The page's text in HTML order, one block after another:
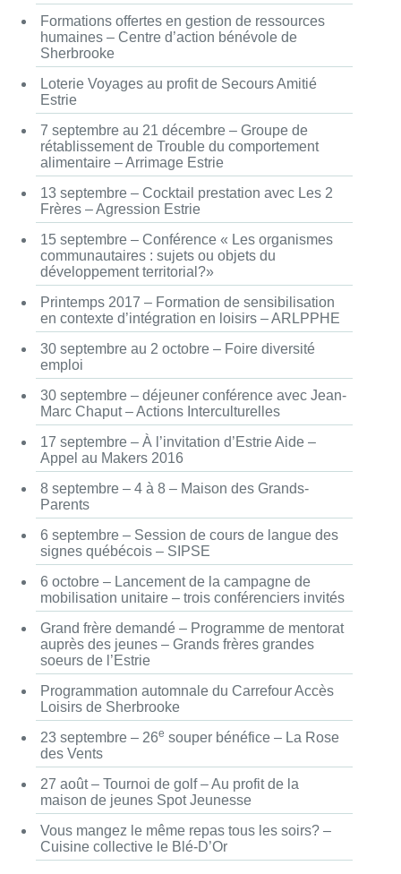
Formations offertes en gestion de ressources
humaines – Centre d’action bénévole de
Sherbrooke
Loterie Voyages au profit de Secours Amitié
Estrie
7 septembre au 21 décembre – Groupe de
rétablissement de Trouble du comportement
alimentaire – Arrimage Estrie
13 septembre – Cocktail prestation avec Les 2
Frères – Agression Estrie
15 septembre – Conférence « Les organismes
communautaires : sujets ou objets du
développement territorial?»
Printemps 2017 – Formation de sensibilisation
en contexte d’intégration en loisirs – ARLPPHE
30 septembre au 2 octobre – Foire diversité
emploi
30 septembre – déjeuner conférence avec Jean-
Marc Chaput – Actions Interculturelles
17 septembre – À l’invitation d’Estrie Aide –
Appel au Makers 2016
8 septembre – 4 à 8 – Maison des Grands-
Parents
6 septembre – Session de cours de langue des
signes québécois – SIPSE
6 octobre – Lancement de la campagne de
mobilisation unitaire – trois conférenciers invités
Grand frère demandé – Programme de mentorat
auprès des jeunes – Grands frères grandes
soeurs de l’Estrie
Programmation automnale du Carrefour Accès
Loisirs de Sherbrooke
23 septembre – 26e souper bénéfice – La Rose
des Vents
27 août – Tournoi de golf – Au profit de la
maison de jeunes Spot Jeunesse
Vous mangez le même repas tous les soirs? –
Cuisine collective le Blé-D’Or